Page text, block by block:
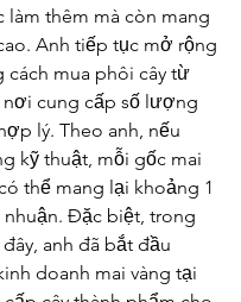
làm thêm mà còn mang
Anh tiếp tục mở rộng
cách mua phôi cây từ
cung cấp số lượng
lý. Theo anh, nếu
kỹ thuật, mỗi gốc mai
thể mang lại khoảng 1
Đặc biệt, trong
anh đã bắt đầu
doanh mai vàng tại